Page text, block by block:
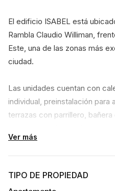
El edificio ISABEL está
Rambla Claudio Williman,
Este, una de las zonas más
ciudad.
Las unidades cuentan con
individual, preinstalación
terrazas con parrillero,
termotanque.
El edificio dispone de hall de
Ver más
TIPO DE PROPIEDAD